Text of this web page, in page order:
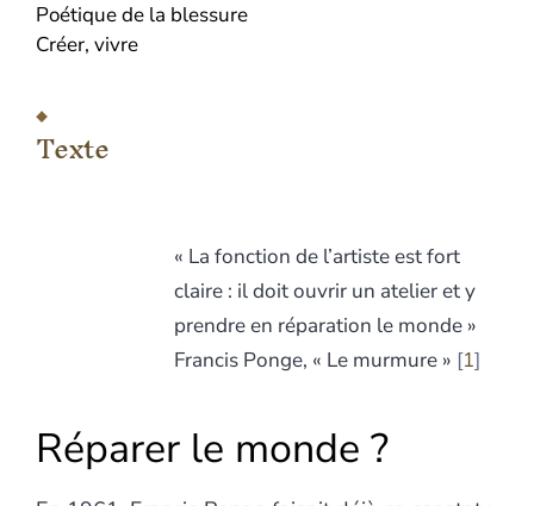
Poétique de la blessure
Créer, vivre
Texte
« La fonction de l’artiste est fort
claire : il doit ouvrir un atelier et y
prendre en réparation le monde »
Francis Ponge, « Le murmure » 1
Réparer le monde ?